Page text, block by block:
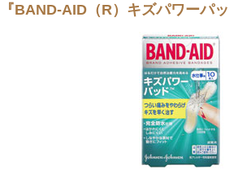
『BAND-AID（R）キズパワーパ